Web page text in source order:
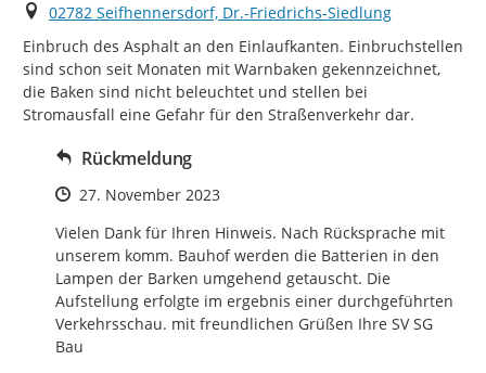
Ort
02782 Seifhennersdorf, Dr.-Friedrichs-Siedlung
Einbruch des Asphalt an den Einlaufkanten. Einbruchstellen
sind schon seit Monaten mit Warnbaken gekennzeichnet,
die Baken sind nicht beleuchtet und stellen bei
Stromausfall eine Gefahr für den Straßenverkehr dar.
Rückmeldung
Zeitpunkt des Erstellens
27. November 2023
Vielen Dank für Ihren Hinweis. Nach Rücksprache mit
unserem komm. Bauhof werden die Batterien in den
Lampen der Barken umgehend getauscht. Die
Aufstellung erfolgte im ergebnis einer durchgeführten
Verkehrsschau. mit freundlichen Grüßen Ihre SV SG
Bau